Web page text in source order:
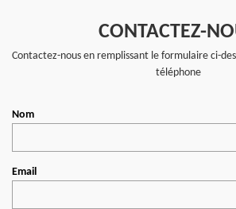
CONTACTEZ-
Contactez-nous en remplissant le formulaire ci-
téléphone
Nom
Email